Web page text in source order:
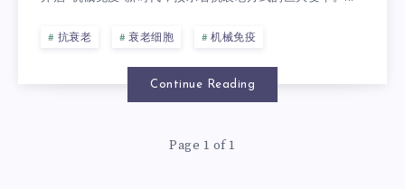
抗衰老 衰老细胞 机械免疫
Continue Reading
Page 1 of 1